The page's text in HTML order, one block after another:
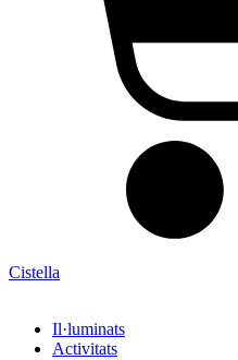
Cistella
Il·luminats
Activitats